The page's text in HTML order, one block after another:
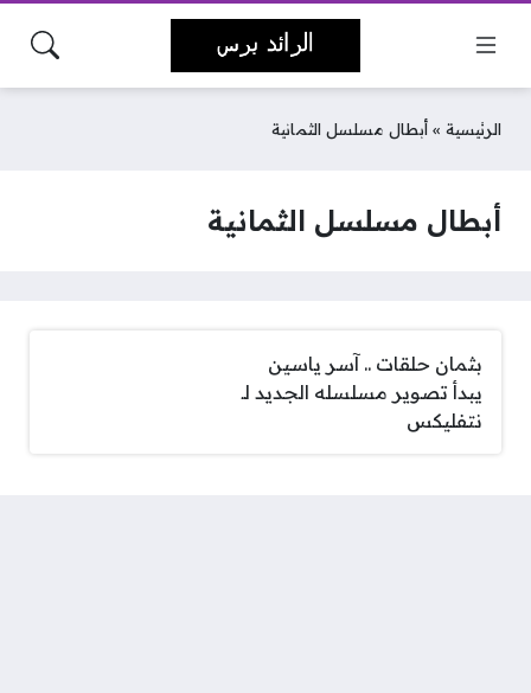
الرئيسية » أبطال مسلسل الثمانية
أبطال مسلسل الثمانية
بثمان حلقات .. آسر ياسين
يبدأ تصوير مسلسله الجديد لـ
نتفليكس